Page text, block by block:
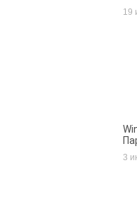
19
3